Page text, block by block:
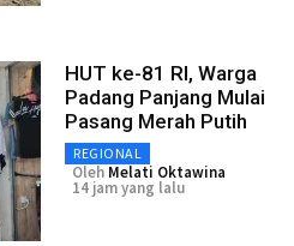
HUT ke-81 RI, Warga
Padang Panjang Mulai
Pasang Merah Putih
REGIONAL
Oleh Melati Oktawina
14 jam yang lalu